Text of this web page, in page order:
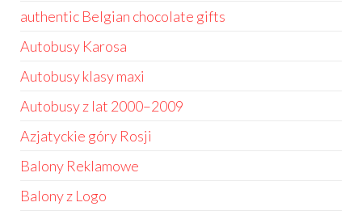
authentic Belgian chocolate gifts
Autobusy Karosa
Autobusy klasy maxi
Autobusy z lat 2000–2009
Azjatyckie góry Rosji
Balony Reklamowe
Balony z Logo